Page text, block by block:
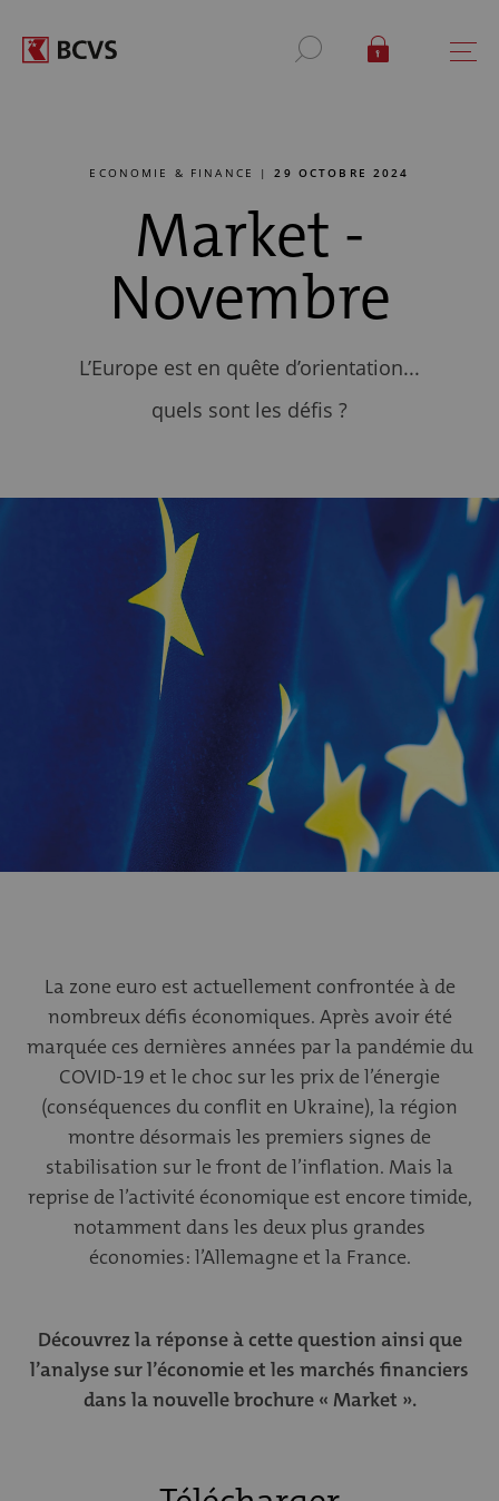
ECONOMIE & FINANCE | 29 OCTOBRE 2024
Market -
Novembre
L’Europe est en quête d’orientation...
quels sont les défis ?
La zone euro est actuellement confrontée à de
nombreux défis économiques. Après avoir été
marquée ces dernières années par la pandémie du
COVID-19 et le choc sur les prix de l’énergie
(conséquences du conflit en Ukraine), la région
montre désormais les premiers signes de
stabilisation sur le front de l’inflation. Mais la
reprise de l’activité économique est encore timide,
notamment dans les deux plus grandes
économies: l’Allemagne et la France.
Découvrez la réponse à cette question ainsi que
l’analyse sur l’économie et les marchés financiers
dans la nouvelle brochure « Market ».